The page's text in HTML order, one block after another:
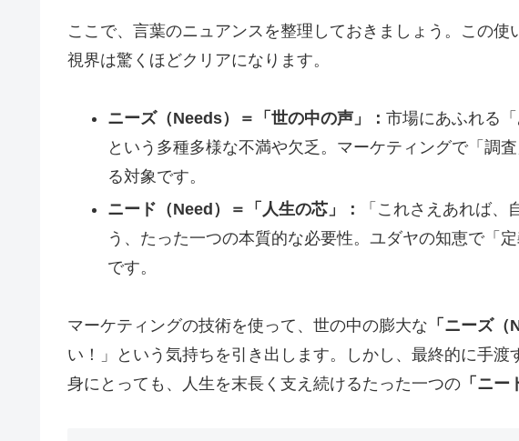
ここで、言葉のニュアンスを整理しておきましょう。この
視界は驚くほどクリアになります。
ニーズ（Needs）＝「世の中の声」： 市場にあふれる
という多種多様な不満や欠乏。マーケティングで「調
る対象です。
ニード（Need）＝「人生の芯」：
「これさえあれば
う、たった一つの本質的な必要性。ユダヤの知恵で「
です。
マーケティングの技術を使って、世の中の膨大な 「ニーズ（
い！」という気持ちを引き出します。しかし、最終的に手渡
身にとっても、人生を末長く支え続けるたった一つの 「ニー